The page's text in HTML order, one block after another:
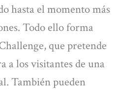
hasta el momento más
Todo ello forma
que pretende
a los visitantes de una
También pueden